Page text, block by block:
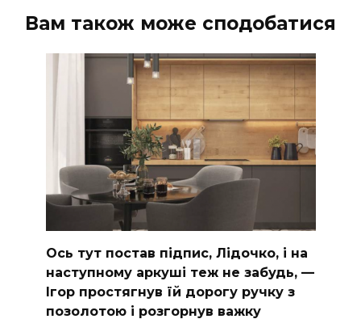
Вам також може сподобатися
Ось тут постав підпис, Лідочко, і на
наступному аркуші теж не забудь, —
Ігор простягнув їй дорогу ручку з
позолотою і розгорнув важку